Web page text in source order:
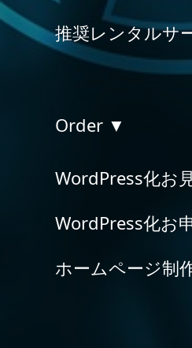
推奨レンタルサ
Order ▼
WordPress化お
WordPress化お
ホームページ制